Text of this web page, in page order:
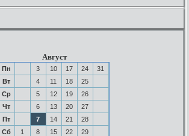
Август
Пн 3 10 17 24
31
Вт
4 11 18
25
Ср
5 12 19
26
Чт
6 13 20
27
Пт
7 14 21
28
Сб
1 8 15 22
29